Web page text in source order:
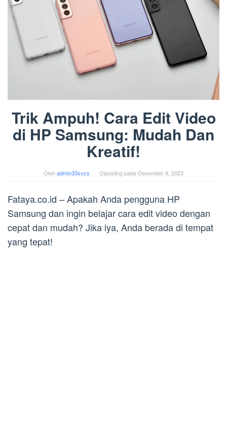
Trik Ampuh! Cara Edit Video
di HP Samsung: Mudah Dan
Kreatif!
Olehadmin33sxzs Diposting pada Desember 9, 2023
Fataya.co.id – Apakah Anda pengguna HP
Samsung dan ingin belajar cara edit video dengan
cepat dan mudah? Jika iya, Anda berada di tempat
yang tepat!